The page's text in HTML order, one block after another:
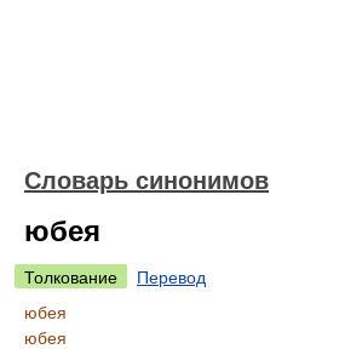
Словарь синонимов
юбея
Толкование
Перевод
юбея
юбея